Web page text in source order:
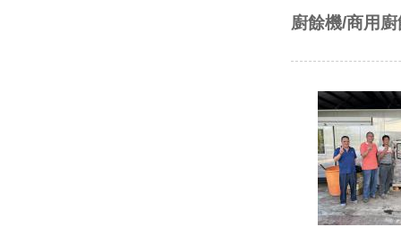
廚餘機/商用